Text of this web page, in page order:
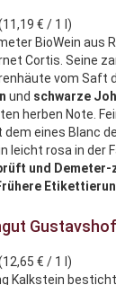
€ / 1 l)
BioWein aus
Cortis. Seine
vom Saft
und schwarze
herben Note.
eines Blanc
leicht rosa in der
und
€ / 1 l)
Kalkstein